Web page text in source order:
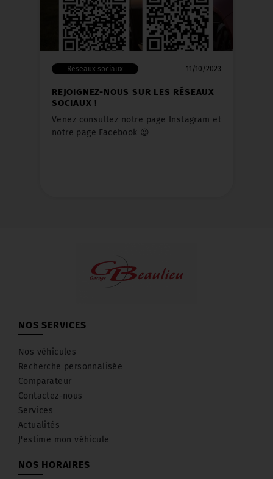
Réseaux sociaux 11/10/2023
REJOIGNEZ-NOUS SUR LES RÉSEAUX
SOCIAUX !
Venez consultez notre page Instagram et
notre page Facebook ​😉
NOS SERVICES
Nos véhicules
Recherche personnalisée
Comparateur
Contactez-nous
Services
Actualités
J'estime mon véhicule
NOS HORAIRES